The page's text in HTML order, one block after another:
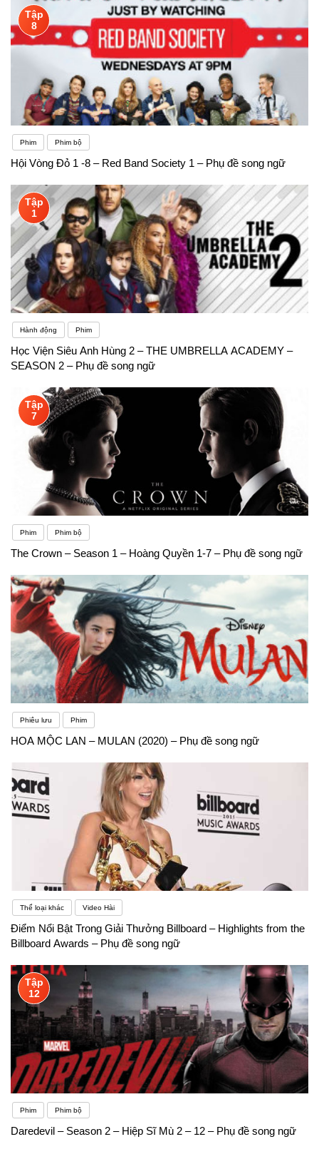
Tập
8
Phim Phim bộ
Hội Vòng Đỏ 1 -8 – Red Band Society 1 – Phụ đề song ngữ
Tập
1
Hành động Phim
Học Viện Siêu Anh Hùng 2 – THE UMBRELLA ACADEMY –
SEASON 2 – Phụ đề song ngữ
Tập
7
Phim Phim bộ
The Crown – Season 1 – Hoàng Quyền 1-7 – Phụ đề song ngữ
Phiêu lưu Phim
HOA MỘC LAN – MULAN (2020) – Phụ đề song ngữ
Thể loại khác Video Hài
Điểm Nổi Bật Trong Giải Thưởng Billboard – Highlights from the
Billboard Awards – Phụ đề song ngữ
Tập
12
Phim Phim bộ
Daredevil – Season 2 – Hiệp Sĩ Mù 2 – 12 – Phụ đề song ngữ